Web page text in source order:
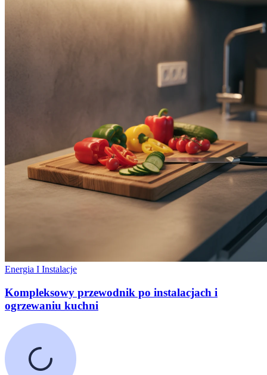
Energia I Instalacje
Kompleksowy przewodnik po instalacjach i
ogrzewaniu kuchni